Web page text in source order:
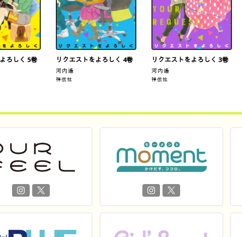
ろしく 5巻 リクエストをよろしく 4巻
河内遙
祥伝社
リクエストをよろしく 3巻
河内遙
祥伝社